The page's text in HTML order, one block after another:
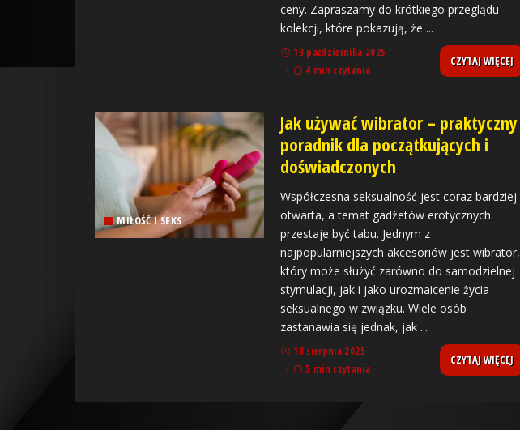
ceny. Zapraszamy do krótkiego przeglądu
kolekcji, które pokazują, że ...
13 października 2025
4 min czytania
CZYTAJ WIĘCEJ
MIŁOŚĆ I SEKS
Jak używać wibrator – praktyczny
poradnik dla początkujących i
doświadczonych
Współczesna seksualność jest coraz bardziej
otwarta, a temat gadżetów erotycznych
przestaje być tabu. Jednym z
najpopularniejszych akcesoriów jest wibrator,
który może służyć zarówno do samodzielnej
stymulacji, jak i jako urozmaicenie życia
seksualnego w związku. Wiele osób
zastanawia się jednak, jak ...
18 sierpnia 2025
5 min czytania
CZYTAJ WIĘCEJ